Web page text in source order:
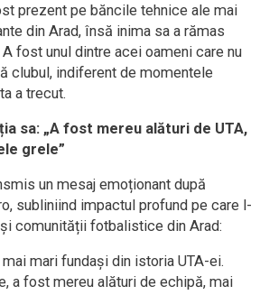
prezent pe băncile tehnice ale mai
din Arad, însă inima sa a rămas
fost unul dintre acei oameni care nu
clubul, indiferent de momentele
a trecut.
sa: „A fost mereu alături de UTA,
grele”
un mesaj emoționant după
subliniind impactul profund pe care l-
comunității fotbalistice din Arad:
mari fundași din istoria UTA-ei.
a fost mereu alături de echipă, mai